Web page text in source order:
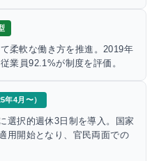
柔軟な働き方を推進。2019年
業員92.1%が制度を評価。
年4月〜）
選択的週休3日制を導入。国家
用開始となり、官民両面での